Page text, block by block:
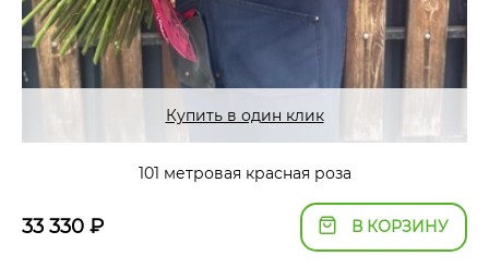
Купить в один клик
101 метровая красная роза
33 330 ₽ В КОРЗИНУ